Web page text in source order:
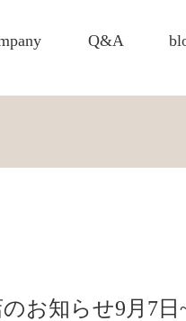
Q&A
お知らせ9月7日